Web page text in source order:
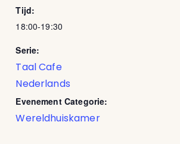
Tijd:
18:00-19:30
Serie:
Taal Cafe
Nederlands
Evenement Categorie:
Wereldhuiskamer